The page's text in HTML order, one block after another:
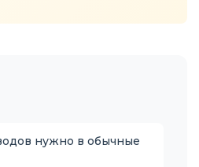
нужно в обычные